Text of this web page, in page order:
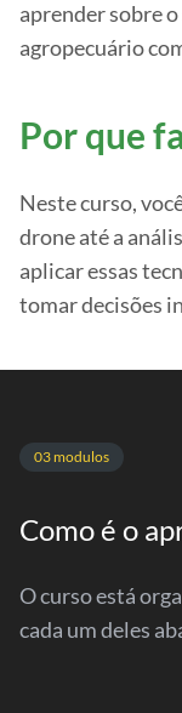
aprender sobre
agropecuário
Por que
Neste curso,
drone até a
aplicar essas
tomar decisões
03 modulos
Como é o
O curso está
cada um deles